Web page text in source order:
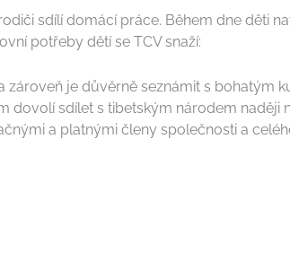
sdílí domácí práce. Během dne děti
potřeby dětí se TCV snaží:
je důvěrně seznámit s bohatým
dovolí sdílet s tibetským národem naději
a platnými členy společnosti a